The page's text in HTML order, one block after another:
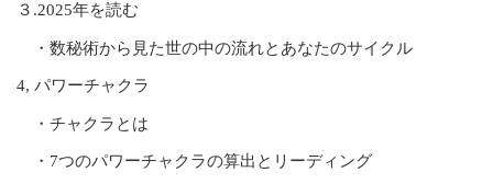
３.2025年を読む
・数秘術から見た世の中の流れとあなたのサイクル
4, パワーチャクラ
・チャクラとは
・7つのパワーチャクラの算出とリーディング